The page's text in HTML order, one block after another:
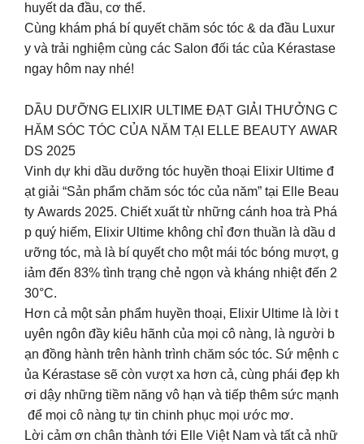
huyết da đầu, cơ thể.
Cùng khám phá bí quyết chăm sóc tóc & da đầu Luxur
y và trải nghiệm cùng các Salon đối tác của Kérastase
ngay hôm nay nhé!
DẦU DƯỠNG ELIXIR ULTIME ĐẠT GIẢI THƯỞNG C
HĂM SÓC TÓC CỦA NĂM TẠI ELLE BEAUTY AWAR
DS 2025
Vinh dự khi dầu dưỡng tóc huyền thoại Elixir Ultime đ
ạt giải “Sản phẩm chăm sóc tóc của năm” tại Elle Beau
ty Awards 2025. Chiết xuất từ những cánh hoa trà Phá
p quý hiếm, Elixir Ultime không chỉ đơn thuần là dầu d
ưỡng tóc, mà là bí quyết cho một mái tóc bóng mượt, g
iảm đến 83% tình trạng chẻ ngọn và kháng nhiệt đến 2
30°C.
Hơn cả một sản phẩm huyền thoại, Elixir Ultime là lời t
uyên ngôn đầy kiêu hãnh của mọi cô nàng, là người b
ạn đồng hành trên hành trình chăm sóc tóc. Sứ mệnh c
ủa Kérastase sẽ còn vượt xa hơn cả, cùng phái đẹp kh
ơi dậy những tiềm năng vô hạn và tiếp thêm sức mạnh
để mọi cô nàng tự tin chinh phục mọi ước mơ.
Lời cảm ơn chân thành tới Elle Việt Nam và tất cả nhữ